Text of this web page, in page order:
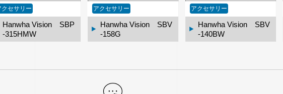
アクセサリー
Hanwha Vision SBV
-158G
アクセサリー
Hanwha Vision SBV
-140BW
アクセサリー
Hanwha Vision SHD
-1370FPW